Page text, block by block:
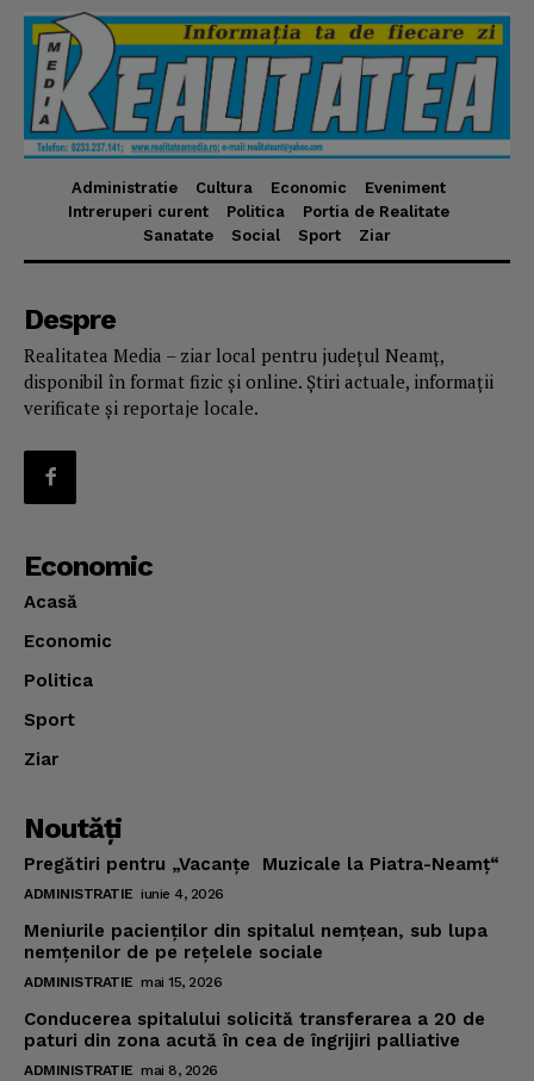
Administratie Cultura Economic
Eveniment
Intreruperi curent
Politica
Portia de Realitate
Sanatate
Social Sport Ziar
Despre
Realitatea Media – ziar local pentru județul Neamț,
disponibil în format fizic și online. Știri actuale, informații
verificate și reportaje locale.
Economic
Acasă
Economic
Politica
Sport
Ziar
Noutăţi
Pregătiri pentru „Vacanţe Muzicale la Piatra-Neamţ“
ADMINISTRATIE iunie 4, 2026
Meniurile pacienţilor din spitalul nemţean, sub lupa
nemţenilor de pe reţelele sociale
ADMINISTRATIE mai 15, 2026
Conducerea spitalului solicită transferarea a 20 de
paturi din zona acută în cea de îngrijiri palliative
ADMINISTRATIE mai 8, 2026